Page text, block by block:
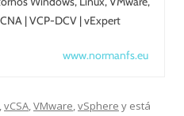
| VCP-DCV | vExpert
www.normanfs.eu
,vCSA,VMware,vSphere y está